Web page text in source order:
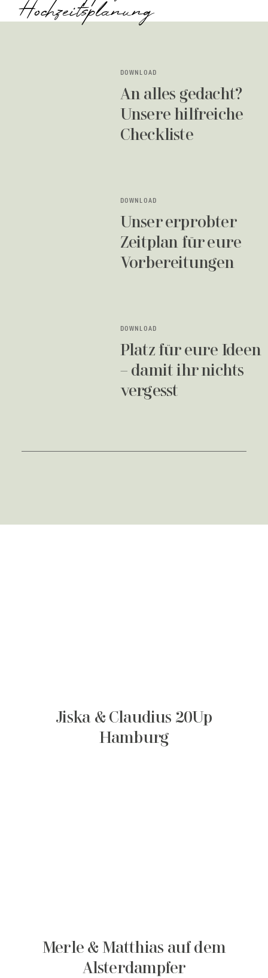
Hochzeitsplanung
DOWNLOAD
An alles gedacht?
Unsere hilfreiche
Checkliste
DOWNLOAD
Unser erprobter
Zeitplan für eure
Vorbereitungen
DOWNLOAD
Platz für eure Ideen
– damit ihr nichts
vergesst
Jiska & Claudius 20Up
Hamburg
Merle & Matthias auf dem
Alsterdampfer